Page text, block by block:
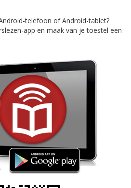
telefoon of Android-tablet?
app en maak van je toestel een